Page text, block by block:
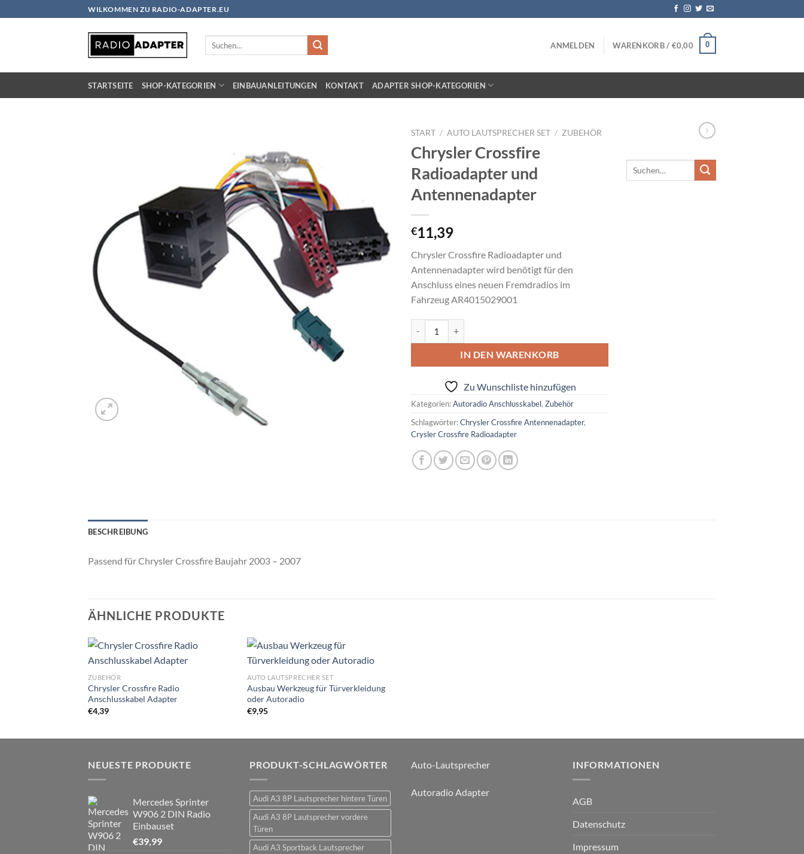
Inhalt
WILKOMMEN ZU RADIO-ADAPTER.EU
ANMELDEN WARENKORB / €0,00 0
STARTSEITE SHOP-KATEGORIEN EINBAUANLEITUNGEN KONTAKT ADAPTER SHOP-KATEGORIEN
START / AUTO LAUTSPRECHER SET / ZUBEHÖR
Chrysler Crossfire
Radioadapter und
Antennenadapter
€11,39
Chrysler Crossfire Radioadapter und
Antennenadapter wird benötigt für den
Anschluss eines neuen Fremdradios im
Fahrzeug AR4015029001
IN DEN WARENKORB
Alternative:
Zu Wunschliste hinzufügen
Kategorien:Autoradio Anschlusskabel, Zubehör
Schlagwörter:Chrysler Crossfire Antennenadapter,
Crysler Crossfire Radioadapter
BESCHREIBUNG
Passend für Chrysler Crossfire Baujahr 2003 – 2007
ÄHNLICHE PRODUKTE
ZUBEHÖR
Chrysler Crossfire Radio
Anschlusskabel Adapter
€4,39
hinzufügen
AUTO LAUTSPRECHER SET
Ausbau Werkzeug für Türverkleidung
oder Autoradio
€9,95
NEUESTE PRODUKTE
Mercedes Sprinter
W906 2 DIN Radio
Einbauset
€39,99
PRODUKT-SCHLAGWÖRTER
Audi A3 8P Lautsprecher hintere Türen
Audi A3 8P Lautsprecher vordere
Türen
Audi A3 Sportback Lautsprecher
Auto-Lautsprecher
Autoradio Adapter
INFORMATIONEN
AGB
Datenschutz
Impressum